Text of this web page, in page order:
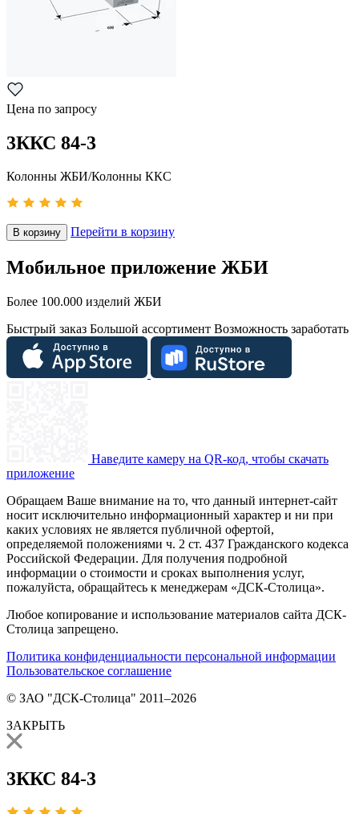
Цена по запросу
3ККС 84-3
Колонны ЖБИ/Колонны ККС
В корзину Перейти в корзину
Мобильное приложение ЖБИ
Более 100.000 изделий ЖБИ
Быстрый заказ Большой ассортимент Возможность заработать
Наведите камеру на QR-код, чтобы скачать
приложение
Обращаем Ваше внимание на то, что данный интернет-сайт
носит исключительно информационный характер и ни при
каких условиях не является публичной офертой,
определяемой положениями ч. 2 ст. 437 Гражданского кодекса
Российской Федерации. Для получения подробной
информации о стоимости и сроках выполнения услуг,
пожалуйста, обращайтесь к менеджерам «ДСК-Столица».
Любое копирование и использование материалов сайта ДСК-
Столица запрещено.
Политика конфиденциальности персональной информации
Пользовательское соглашение
© ЗАО "ДСК-Столица" 2011–2026
ЗАКРЫТЬ
3ККС 84-3